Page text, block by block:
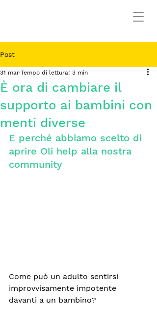
Post
È ora di cambiare il
supporto ai bambini con
menti diverse
31 mar Tempo di lettura: 3 min
E perché abbiamo scelto di
aprire Oli help alla nostra
community
Come può un adulto sentirsi
improvvisamente impotente
davanti a un bambino?